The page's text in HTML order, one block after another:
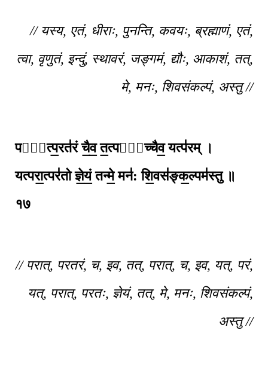
// यस्य, एतं, धीराः, पुनन्ति, कवयः, ब्रह्माणं, एतं,
त्वा, वृणुतं, इन्दुं, स्थावरं, जङ्गमं, द्यौः, आकाशं, तत्,
मे, मनः, शिवसंकल्पं, अस्तु //
परा᳚त्प॒रत॑रं चै॒व॒ त॒त्परा᳚च्चैव॒ यत्प॑रम् ।
यत्परा॒त्पर॑तो ज्ञे॒यं॒ तन्मे॒ मन॑: शि॒वस॑ङ्क॒ल्पम॑स्तु ॥
१७
// परात्, परतरं, च, इव, तत्, परात्, च, इव, यत्, परं,
यत्, परात्, परतः, ज्ञेयं, तत्, मे, मनः, शिवसंकल्पं,
अस्तु //